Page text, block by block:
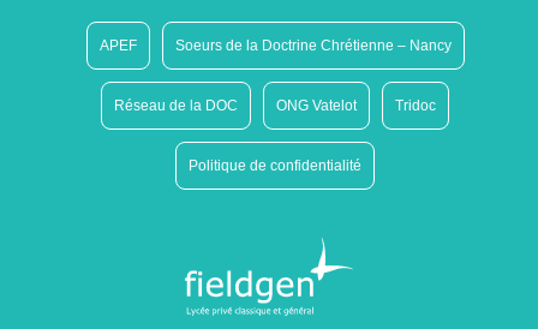
APEF Soeurs de la Doctrine Chrétienne – Nancy
Réseau de la DOC ONG Vatelot Tridoc
Politique de confidentialité